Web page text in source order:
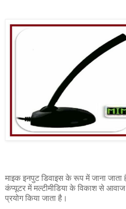
माइक इनपुट डिवाइस के रूप में जाना जाता
कंप्यूटर में मल्टीमीडिया के विकाश से
प्रयोग किया जाता है।